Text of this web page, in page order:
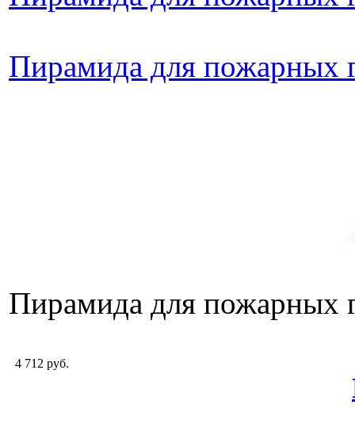
Пирамида для пожарных
Пирамида для пожарных
4 712 руб.